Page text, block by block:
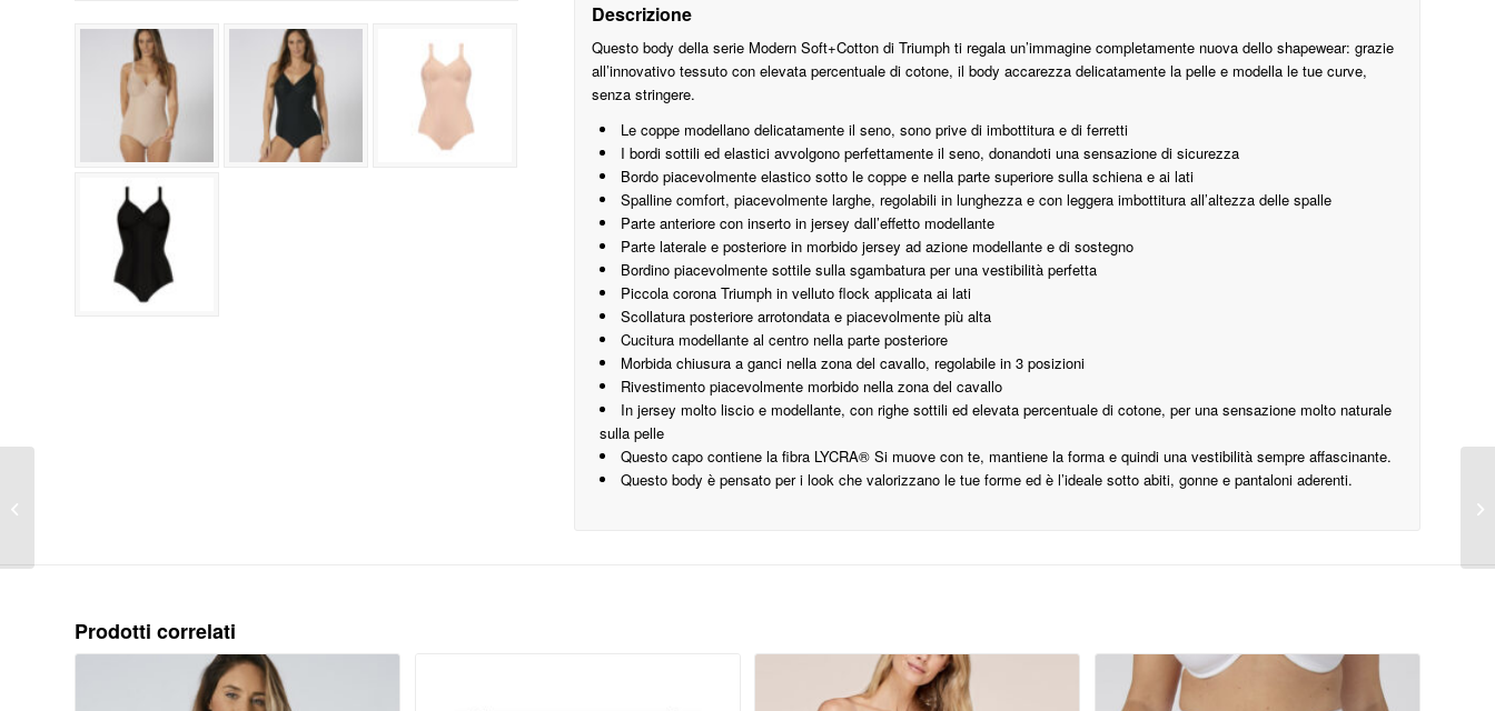
Descrizione
Questo body della serie Modern Soft+Cotton di Triumph ti regala un’immagine completamente nuova dello shapewear: grazie
all’innovativo tessuto con elevata percentuale di cotone, il body accarezza delicatamente la pelle e modella le tue curve,
senza stringere.
Le coppe modellano delicatamente il seno, sono prive di imbottitura e di ferretti
I bordi sottili ed elastici avvolgono perfettamente il seno, donandoti una sensazione di sicurezza
Bordo piacevolmente elastico sotto le coppe e nella parte superiore sulla schiena e ai lati
Spalline comfort, piacevolmente larghe, regolabili in lunghezza e con leggera imbottitura all’altezza delle spalle
Parte anteriore con inserto in jersey dall’effetto modellante
Parte laterale e posteriore in morbido jersey ad azione modellante e di sostegno
Bordino piacevolmente sottile sulla sgambatura per una vestibilità perfetta
Piccola corona Triumph in velluto flock applicata ai lati
Scollatura posteriore arrotondata e piacevolmente più alta
Cucitura modellante al centro nella parte posteriore
Morbida chiusura a ganci nella zona del cavallo, regolabile in 3 posizioni
Rivestimento piacevolmente morbido nella zona del cavallo
In jersey molto liscio e modellante, con righe sottili ed elevata percentuale di cotone, per una sensazione molto naturale
sulla pelle
Questo capo contiene la fibra LYCRA® Si muove con te, mantiene la forma e quindi una vestibilità sempre affascinante.
Questo body è pensato per i look che valorizzano le tue forme ed è l’ideale sotto abiti, gonne e pantaloni aderenti.
Prodotti correlati